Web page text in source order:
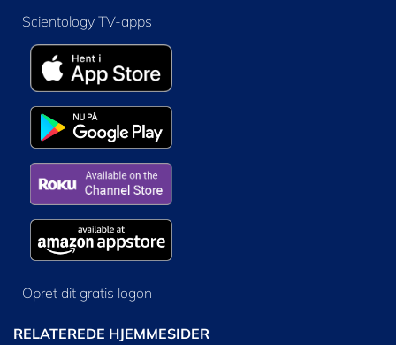
Scientology TV-apps
Opret dit gratis logon
RELATEREDE HJEMMESIDER